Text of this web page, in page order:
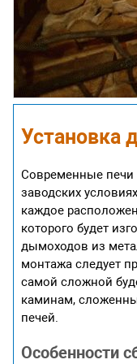
Установка
Современные печи
заводских
каждое
которого будет
дымоходов из
монтажа следует
самой сложной
каминам,
печей.
Особенности